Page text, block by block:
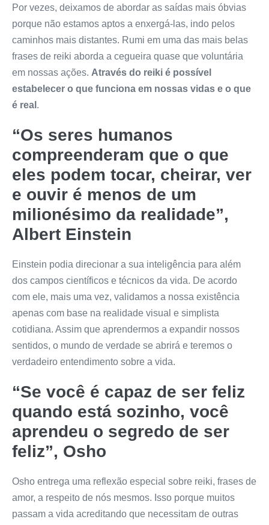
Por vezes, deixamos de abordar as saídas mais óbvias
porque não estamos aptos a enxergá-las, indo pelos
caminhos mais distantes. Rumi em uma das mais belas
frases de reiki aborda a cegueira quase que voluntária
em nossas ações. Através do reiki é possível
estabelecer o que funciona em nossas vidas e o que
é real .
“Os seres humanos
compreenderam que o que
eles podem tocar, cheirar, ver
e ouvir é menos de um
milionésimo da realidade”,
Albert Einstein
Einstein podia direcionar a sua inteligência para além
dos campos científicos e técnicos da vida. De acordo
com ele, mais uma vez, validamos a nossa existência
apenas com base na realidade visual e simplista
cotidiana. Assim que aprendermos a expandir nossos
sentidos, o mundo de verdade se abrirá e teremos o
verdadeiro entendimento sobre a vida.
“Se você é capaz de ser feliz
quando está sozinho, você
aprendeu o segredo de ser
feliz”, Osho
Osho entrega uma reflexão especial sobre reiki, frases de
amor, a respeito de nós mesmos. Isso porque muitos
passam a vida acreditando que necessitam de outras